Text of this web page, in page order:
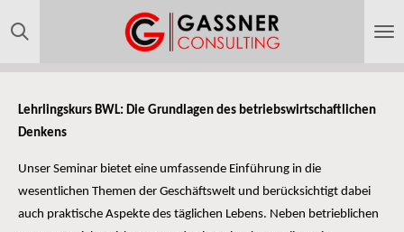
Zum
Hauptinhalt
Lehrlingskurs BWL: Die Grundlagen des betriebswirtschaftlichen
Denkens
Unser Seminar bietet eine umfassende Einführung in die
wesentlichen Themen der Geschäftswelt und berücksichtigt dabei
auch praktische Aspekte des täglichen Lebens. Neben betrieblichen